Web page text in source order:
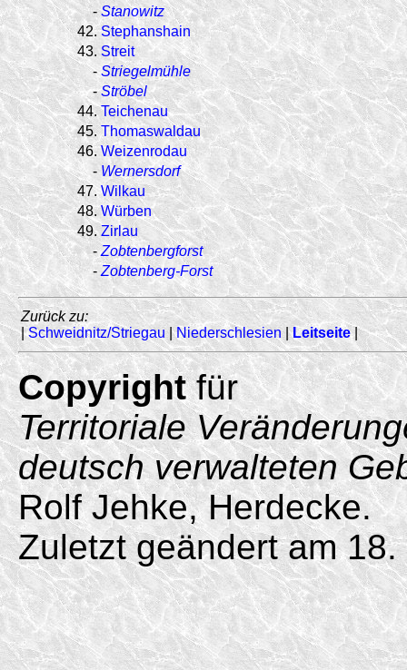
- Stanowitz
42. Stephanshain
43. Streit
- Striegelmühle
- Ströbel
44. Teichenau
45. Thomaswaldau
46. Weizenrodau
- Wernersdorf
47. Wilkau
48. Würben
49. Zirlau
- Zobtenbergforst
- Zobtenberg-Forst
Zurück zu:
|Schweidnitz/Striegau|Niederschlesien|Leitseite|
Copyrightfür
Territoriale
deutsch verwalteten
Rolf Jehke, Herdecke.
Zuletzt geändert am